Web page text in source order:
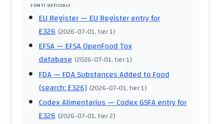
FONTI UFFICIALI
EU Register— EU Register entry for
E326 (2026-07-01, tier 1)
EFSA— EFSA OpenFood Tox
database (2026-07-01, tier 1)
FDA— FDA Substances Added to Food
(search: E326) (2026-07-01, tier 1)
Codex Alimentarius— Codex GSFA entry for
E326 (2026-07-01, tier 2)